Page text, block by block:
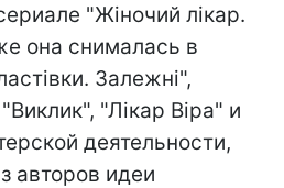
"Жіночий лікар.
она снималась в
Залежні",
"Лікар Віра" и
деятельности,
авторов идеи